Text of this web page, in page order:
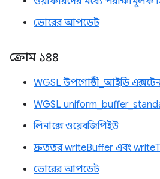
ভোরের আপডেট
ক্রোম ১৪৪
WGSL উপগোষ্ঠী_আইডি
WGSL
লিনাক্সে ওয়েবজিপিইউ
দ্রুততর writeBuffer এবং
ভোরের আপডেট